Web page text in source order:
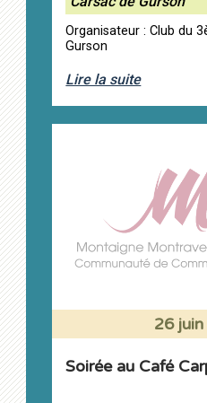
Organisateur : Club du
Gurson
Lire la suite
26
Soirée au Café